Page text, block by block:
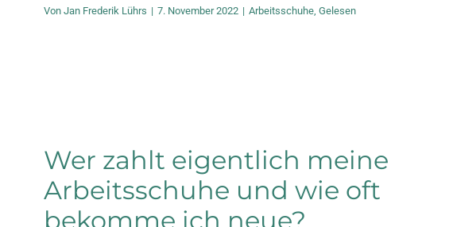
Von Jan Frederik Lührs | 7. November 2022 | Arbeitsschuhe Gelesen
Wer zahlt eigentlich meine
Arbeitsschuhe und wie oft
bekomme ich neue?